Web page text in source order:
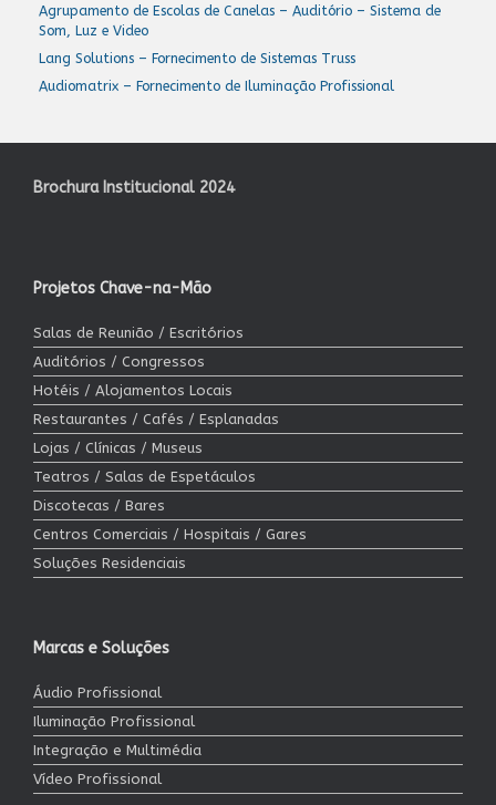
Agrupamento de Escolas de Canelas – Auditório – Sistema de
Som, Luz e Video
Lang Solutions – Fornecimento de Sistemas Truss
Audiomatrix – Fornecimento de Iluminação Profissional
Brochura Institucional 2024
Projetos Chave-na-Mão
Salas de Reunião / Escritórios
Auditórios / Congressos
Hotéis / Alojamentos Locais
Restaurantes / Cafés / Esplanadas
Lojas / Clínicas / Museus
Teatros / Salas de Espetáculos
Discotecas / Bares
Centros Comerciais / Hospitais / Gares
Soluções Residenciais
Marcas e Soluções
Áudio Profissional
Iluminação Profissional
Integração e Multimédia
Vídeo Profissional